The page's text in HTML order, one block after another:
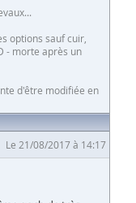
options sauf cuir,
- morte après un
d'être modifiée en
Le 21/08/2017 à 14:17